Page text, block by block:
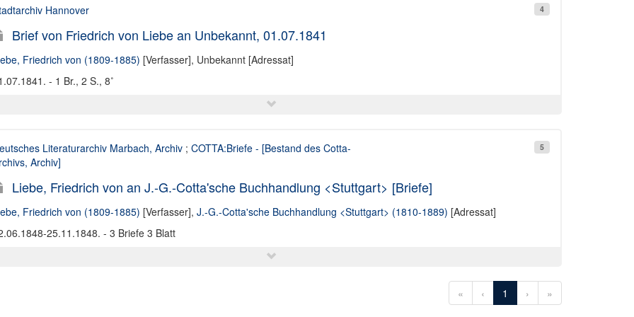
4
Hannover
Brief von Friedrich von Liebe an Unbekannt, 01.07.1841
Friedrich von (1809-1885) [Verfasser], Unbekannt [Adressat]
- 1 Br., 2 S., 8˚
5
Literaturarchiv Marbach, Archiv; COTTA:Briefe - [Bestand des Cotta-
Archiv]
Liebe, Friedrich von an J.-G.-Cotta'sche Buchhandlung <Stuttgart> [Briefe]
Friedrich von (1809-1885) [Verfasser], J.-G.-Cotta'sche Buchhandlung <Stuttgart> (1810-1889) [Adressat]
25.11.1848. - 3 Briefe 3 Blatt
« ‹ 1 › »